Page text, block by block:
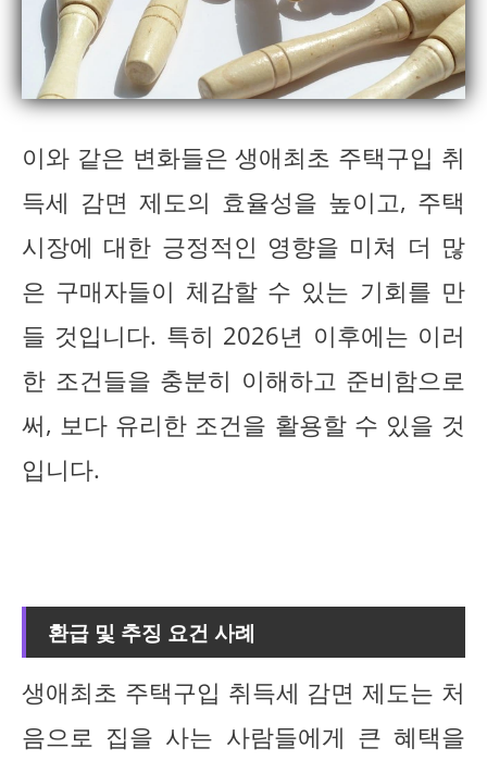
이와 같은 변화들은 생애최초 주택구입 취
득세 감면 제도의 효율성을 높이고, 주택
시장에 대한 긍정적인 영향을 미쳐 더 많
은 구매자들이 체감할 수 있는 기회를 만
들 것입니다. 특히 2026년 이후에는 이러
한 조건들을 충분히 이해하고 준비함으로
써, 보다 유리한 조건을 활용할 수 있을 것
입니다.
환급 및 추징 요건 사례
생애최초 주택구입 취득세 감면 제도는 처
음으로 집을 사는 사람들에게 큰 혜택을